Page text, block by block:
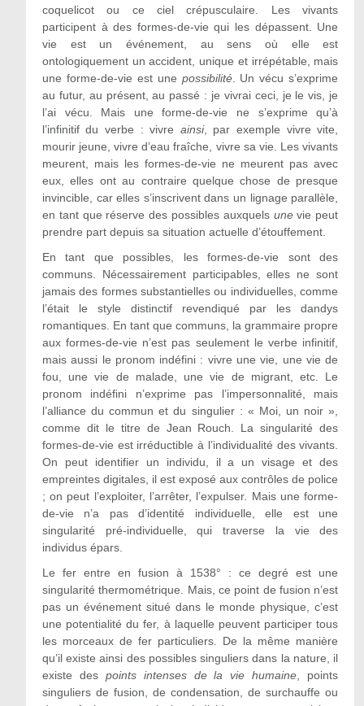
coquelicot ou ce ciel crépusculaire. Les vivants
participent à des formes-de-vie qui les dépassent. Une
vie est un événement, au sens où elle est
ontologiquement un accident, unique et irrépétable, mais
une forme-de-vie est une possibilité. Un vécu s’exprime
au futur, au présent, au passé : je vivrai ceci, je le vis, je
l’ai vécu. Mais une forme-de-vie ne s’exprime qu’à
l’infinitif du verbe : vivre ainsi, par exemple vivre vite,
mourir jeune, vivre d’eau fraîche, vivre sa vie. Les vivants
meurent, mais les formes-de-vie ne meurent pas avec
eux, elles ont au contraire quelque chose de presque
invincible, car elles s’inscrivent dans un lignage parallèle,
en tant que réserve des possibles auxquels unevie peut
prendre part depuis sa situation actuelle d’étouffement.
En tant que possibles, les formes-de-vie sont des
communs. Nécessairement participables, elles ne sont
jamais des formes substantielles ou individuelles, comme
l’était le style distinctif revendiqué par les dandys
romantiques. En tant que communs, la grammaire propre
aux formes-de-vie n’est pas seulement le verbe infinitif,
mais aussi le pronom indéfini : vivre une vie, une vie de
fou, une vie de malade, une vie de migrant, etc. Le
pronom indéfini n’exprime pas l’impersonnalité, mais
l’alliance du commun et du singulier : « Moi, un noir »,
comme dit le titre de Jean Rouch. La singularité des
formes-de-vie est irréductible à l’individualité des vivants.
On peut identifier un individu, il a un visage et des
empreintes digitales, il est exposé aux contrôles de police
; on peut l’exploiter, l’arrêter, l’expulser. Mais une forme-
de-vie n’a pas d’identité individuelle, elle est une
singularité pré-individuelle, qui traverse la vie des
individus épars.
Le fer entre en fusion à 1538° : ce degré est une
singularité thermométrique. Mais, ce point de fusion n’est
pas un événement situé dans le monde physique, c’est
une potentialité du fer, à laquelle peuvent participer tous
les morceaux de fer particuliers. De la même manière
qu’il existe ainsi des possibles singuliers dans la nature, il
existe des points intenses de la vie humaine , points
singuliers de fusion, de condensation, de surchauffe ou